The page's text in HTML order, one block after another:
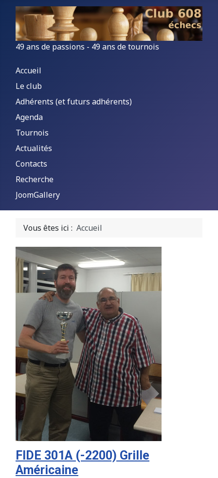
49 ans de passions - 49 ans de tournois
Accueil
Le club
Adhérents (et futurs adhérents)
Agenda
Tournois
Actualités
Contacts
Recherche
JoomGallery
Vous êtes ici : Accueil
FIDE 301A (-2200) Grille
Américaine